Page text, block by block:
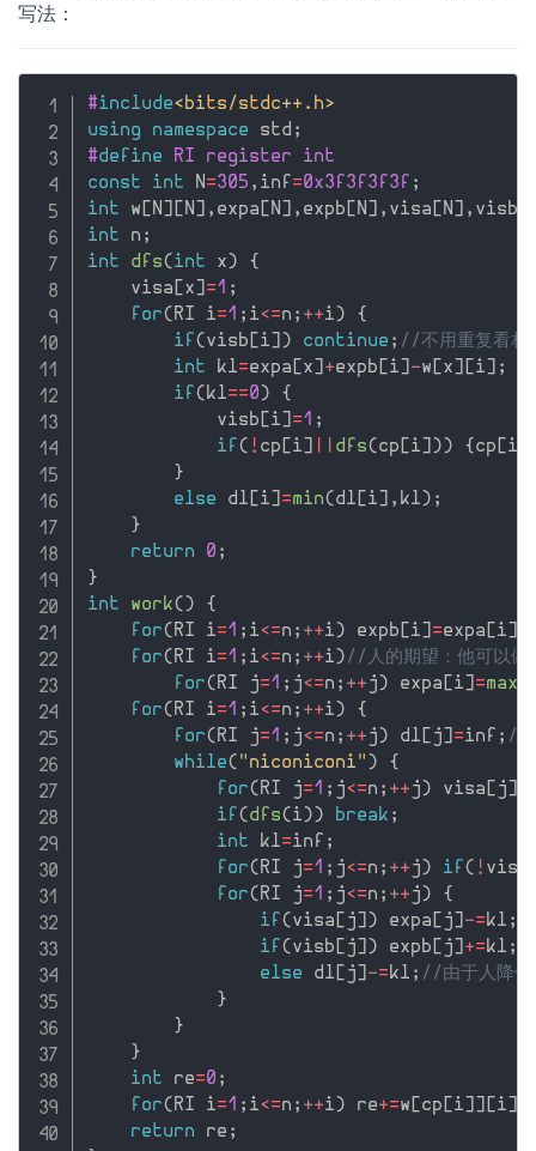
写法：
#include<bits/stdc++.h>
using
namespace std ;
#define RI register int
const
int N =305 , inf =0x3f3f3f3f ;
int w N N , expa N , expb N , visa N , visb
int n ;
int
dfs( int x )
{
    visa
x =1 ;
for( RI i=1 ; i<=n ; ++i )
{
if ( visb i ) continue ; //不用重复看相
int kl=expa x +expb i -w x i
;
if ( kl==0 )
{
            visb
i =1 ;
if ( ! cp i dfs( cp i ) ) { cp i
}
else dl i =min( dl i , kl ) ;
}
return
0 ;
}
int
work( )
{
for( RI i=1 ; i<=n ; ++i ) expb i =expa i
for( RI i=1 ; i<=n ; ++i ) //人的期望：他可以做
for( RI j=1 ; j<=n ; ++ j ) expa i =max
for( RI i=1 ; i<=n ; ++i )
{
for( RI j=1 ; j<=n ; ++ j ) dl j =inf ; //
while( "niconiconi" )
{
for( RI j=1 ; j<=n ; ++ j ) visa j
if ( dfs( i ) ) break ;
int kl=inf ;
for( RI j=1 ; j<=n ; ++ j ) if ( ! visb
for( RI j=1 ; j<=n ; ++ j )
{
if ( visa j ) expa j -= kl ;
if ( visb j ) expb j += kl ;
else dl j -= kl ; //由于人降低
}
}
}
int re=0 ;
for( RI i=1 ; i<=n ; ++i ) re+=w cp i i
return re ;